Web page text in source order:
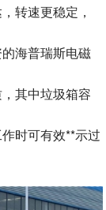
转速更稳定，
海普瑞斯电磁
其中垃圾箱容
时可有效**示过